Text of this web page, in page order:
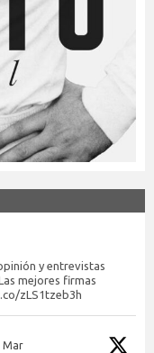
y entrevistas
mejores firmas
zLS1tzeb3h
Mar